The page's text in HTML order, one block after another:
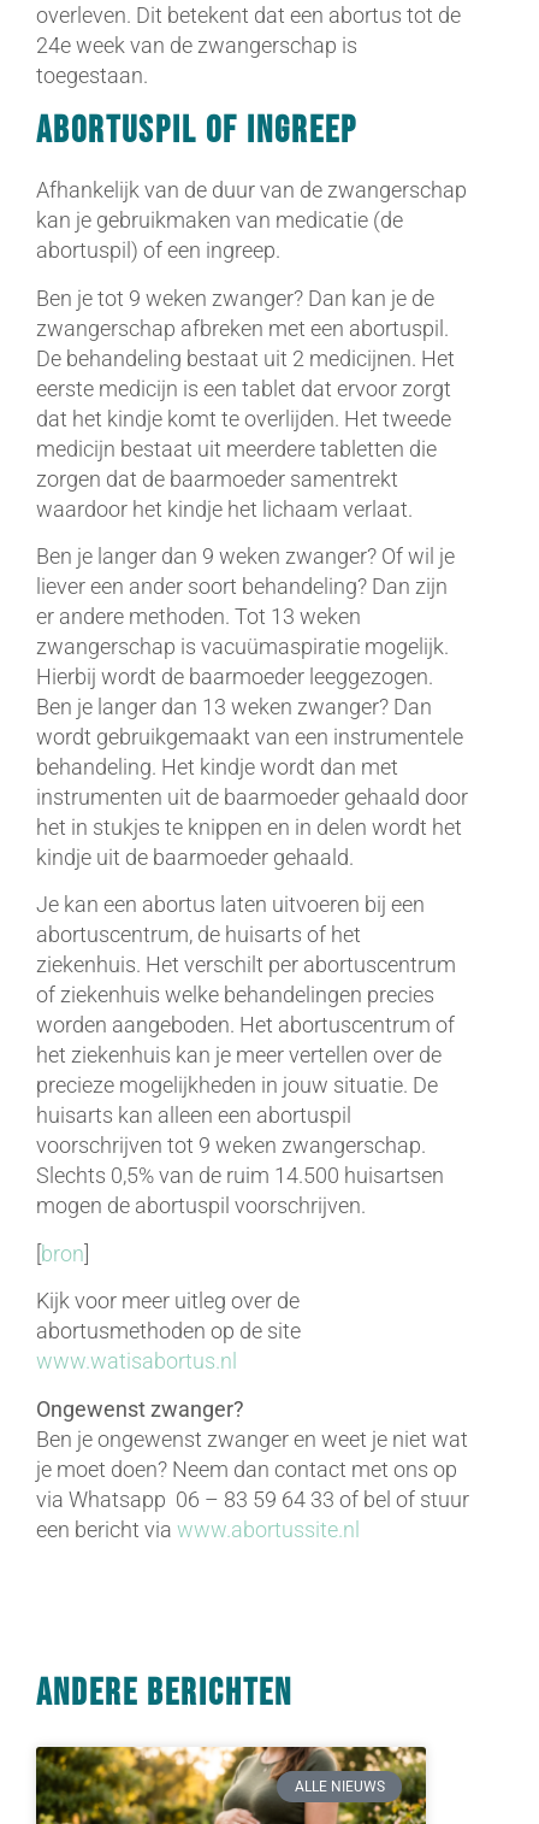
overleven. Dit betekent dat een abortus tot de
24e week van de zwangerschap is
toegestaan.
Abortuspil of ingreep
Afhankelijk van de duur van de zwangerschap
kan je gebruikmaken van medicatie (de
abortuspil) of een ingreep.
Ben je tot 9 weken zwanger? Dan kan je de
zwangerschap afbreken met een abortuspil.
De behandeling bestaat uit 2 medicijnen. Het
eerste medicijn is een tablet dat ervoor zorgt
dat het kindje komt te overlijden. Het tweede
medicijn bestaat uit meerdere tabletten die
zorgen dat de baarmoeder samentrekt
waardoor het kindje het lichaam verlaat.
Ben je langer dan 9 weken zwanger? Of wil je
liever een ander soort behandeling? Dan zijn
er andere methoden. Tot 13 weken
zwangerschap is vacuümaspiratie mogelijk.
Hierbij wordt de baarmoeder leeggezogen.
Ben je langer dan 13 weken zwanger? Dan
wordt gebruikgemaakt van een instrumentele
behandeling. Het kindje wordt dan met
instrumenten uit de baarmoeder gehaald door
het in stukjes te knippen en in delen wordt het
kindje uit de baarmoeder gehaald.
Je kan een abortus laten uitvoeren bij een
abortuscentrum, de huisarts of het
ziekenhuis. Het verschilt per abortuscentrum
of ziekenhuis welke behandelingen precies
worden aangeboden. Het abortuscentrum of
het ziekenhuis kan je meer vertellen over de
precieze mogelijkheden in jouw situatie. De
huisarts kan alleen een abortuspil
voorschrijven tot 9 weken zwangerschap.
Slechts 0,5% van de ruim 14.500 huisartsen
mogen de abortuspil voorschrijven.
[bron]
Kijk voor meer uitleg over de
abortusmethoden op de site
www.watisabortus.nl
Ongewenst zwanger?
Ben je ongewenst zwanger en weet je niet wat
je moet doen? Neem dan contact met ons op
via Whatsapp 06 – 83 59 64 33 of bel of stuur
een bericht via www.abortussite.nl
Andere berichten
ALLE NIEUWS